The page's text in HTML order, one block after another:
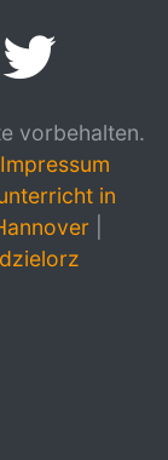
vorbehalten.
Impressum
in